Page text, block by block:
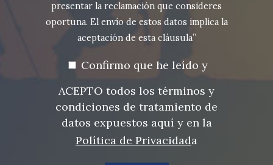
presentar la reclamación que consideres
oportuna. El envío de estos datos implica la
aceptación de esta cláusula”
Confirmo que he leído y
ACEPTO todos los términos y
condiciones de tratamiento de
datos expuestos aquí y en la
Política de Privacidada